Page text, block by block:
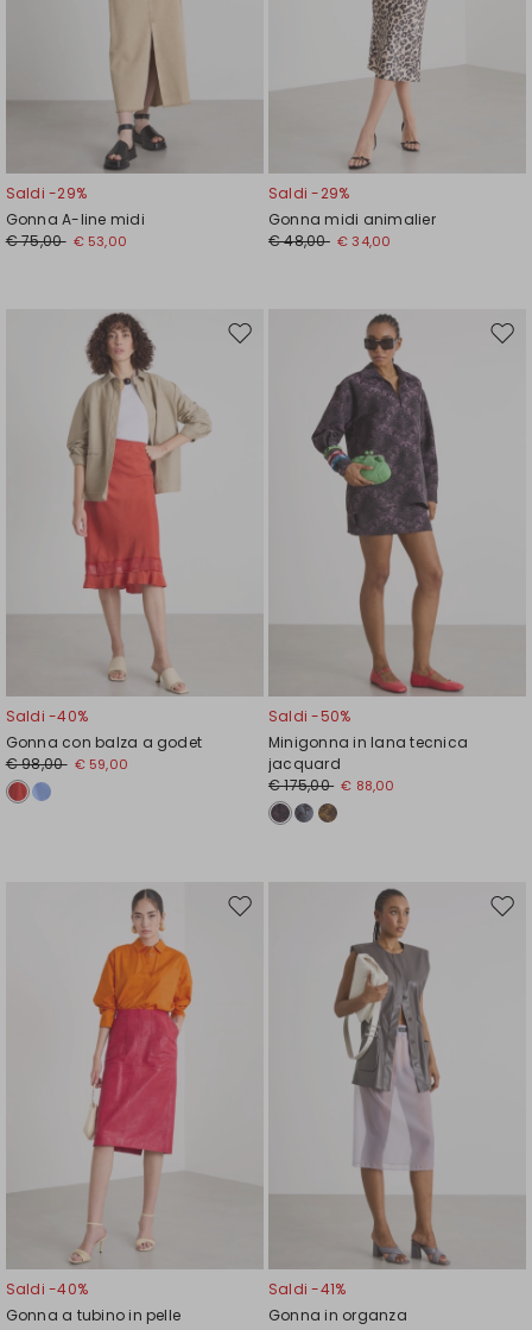
Saldi -29%
Gonna A-line midi
€ 75,00 € 53,00
Saldi -29%
Gonna midi animalier
€ 48,00 € 34,00
Sposta
Saldi -40%
Gonna con balza a godet
€ 98,00 € 59,00
Saldi -50%
Minigonna in lana tecnica
jacquard
€ 175,00 € 88,00
Sposta
Saldi -40%
Gonna a tubino in pelle
Saldi -41%
Gonna in organza